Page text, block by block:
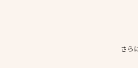
さら